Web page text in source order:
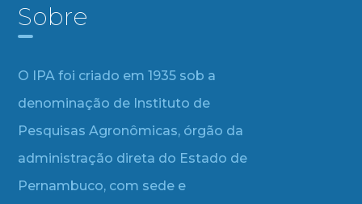
Sobre
O IPA foi criado em 1935 sob a
denominação de Instituto de
Pesquisas Agronômicas, órgão da
administração direta do Estado de
Pernambuco, com sede e